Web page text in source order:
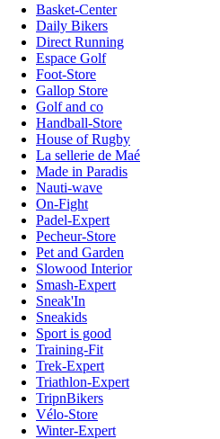
Basket-Center
Daily Bikers
Direct Running
Espace Golf
Foot-Store
Gallop Store
Golf and co
Handball-Store
House of Rugby
La sellerie de Maé
Made in Paradis
Nauti-wave
On-Fight
Padel-Expert
Pecheur-Store
Pet and Garden
Slowood Interior
Smash-Expert
Sneak'In
Sneakids
Sport is good
Training-Fit
Trek-Expert
Triathlon-Expert
TripnBikers
Vélo-Store
Winter-Expert